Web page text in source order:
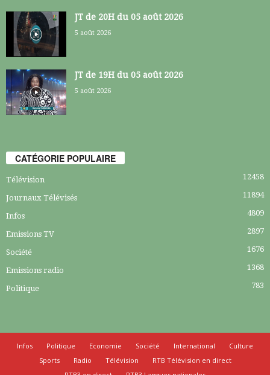
JT de 20H du 05 août 2026
5 août 2026
JT de 19H du 05 août 2026
5 août 2026
CATÉGORIE POPULAIRE
Télévision 12458
Journaux Télévisés 11894
Infos 4809
Emissions TV 2897
Société 1676
Emissions radio 1368
Politique 783
Infos Politique Economie Société International
Culture
Sports
Radio Télévision
RTB Télévision en direct